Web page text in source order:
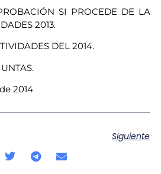
SI PROCEDE DE LA
2013.
DEL 2014.
2014
Siguiente